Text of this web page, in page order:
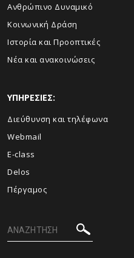
Ανθρώπινο Δυναμικό
Κοινωνική Δράση
Ιστορία και Προοπτικές
Νέα και ανακοινώσεις
ΥΠΗΡΕΣΙΕΣ:
Διεύθυνση και τηλέφωνα
Webmail
E-class
Delos
Πέργαμος